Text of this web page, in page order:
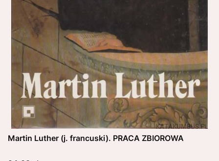
Martin Luther (j. francuski). PRACA ZBIOROWA